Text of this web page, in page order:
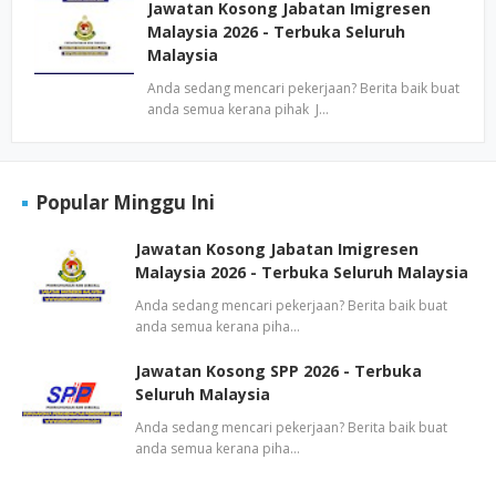
Jawatan Kosong Jabatan Imigresen
Malaysia 2026 - Terbuka Seluruh
Malaysia
Anda sedang mencari pekerjaan? Berita baik buat
anda semua kerana pihak J…
Popular Minggu Ini
Jawatan Kosong Jabatan Imigresen
Malaysia 2026 - Terbuka Seluruh Malaysia
Anda sedang mencari pekerjaan? Berita baik buat
anda semua kerana piha…
Jawatan Kosong SPP 2026 - Terbuka
Seluruh Malaysia
Anda sedang mencari pekerjaan? Berita baik buat
anda semua kerana piha…